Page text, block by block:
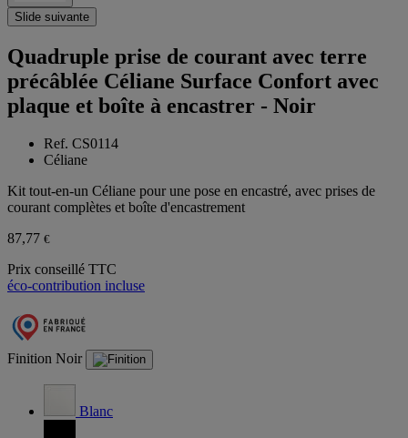
Slide suivante
Quadruple prise de courant avec terre
précâblée Céliane Surface Confort avec
plaque et boîte à encastrer - Noir
Ref. CS0114
Céliane
Kit tout-en-un Céliane pour une pose en encastré, avec prises de
courant complètes et boîte d'encastrement
87,77 €
Prix conseillé TTC
éco-contribution incluse
Finition Noir
Blanc